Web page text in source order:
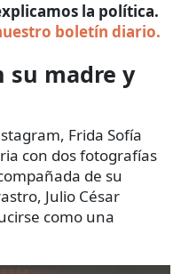
la política.
boletín diario.
su madre y
Frida Sofía
con dos fotografías
de su
Julio César
como una